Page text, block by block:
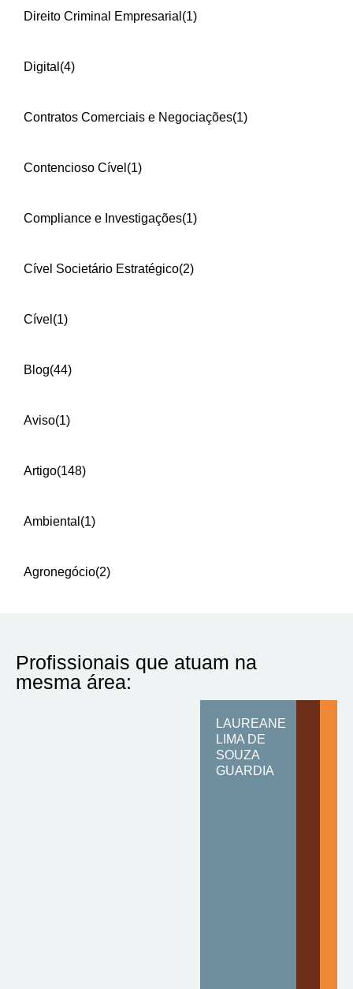
Direito Criminal Empresarial (1)
Digital (4)
Contratos Comerciais e Negociações(1)
Contencioso Cível (1)
Compliance e Investigações(1)
Cível Societário Estratégico(2)
Cível (1)
Blog(44)
Aviso(1)
Artigo(148)
Ambiental (1)
Agronegócio(2)
Profissionais que atuam na
mesma área:
LAUREANE
LIMA DE
SOUZA
GUARDIA